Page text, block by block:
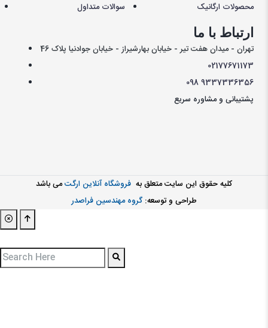
سوالات متداول
محصولات ارگانیک
ارتباط با ما
تهران - میدان هفت تیر - خیابان بهارشیراز - خیابان جوادنیا پلاک 46
02177671173
0989337336356
پشتیبانی و مشاوره سریع
کليه حقوق اين سايت متعلق به فروشگاه آنلاین ارگتمی باشد
طراحی و توسعه: گروه مهندسین فراصدر